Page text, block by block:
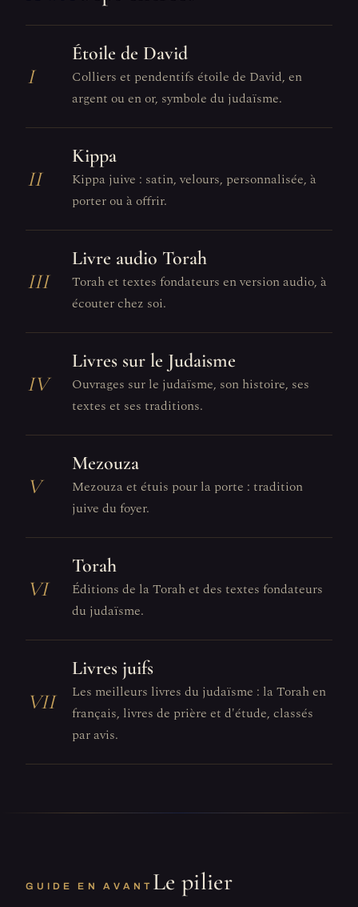
I
Étoile de David
Colliers et pendentifs étoile de David, en
argent ou en or, symbole du judaïsme.
II
Kippa
Kippa juive : satin, velours, personnalisée, à
porter ou à offrir.
III
Livre audio Torah
Torah et textes fondateurs en version audio, à
écouter chez soi.
IV
Livres sur le Judaisme
Ouvrages sur le judaïsme, son histoire, ses
textes et ses traditions.
V
Mezouza
Mezouza et étuis pour la porte : tradition
juive du foyer.
VI
Torah
Éditions de la Torah et des textes fondateurs
du judaïsme.
VII
Livres juifs
Les meilleurs livres du judaïsme : la Torah en
français, livres de prière et d'étude, classés
par avis.
GUIDE EN AVANT Le pilier